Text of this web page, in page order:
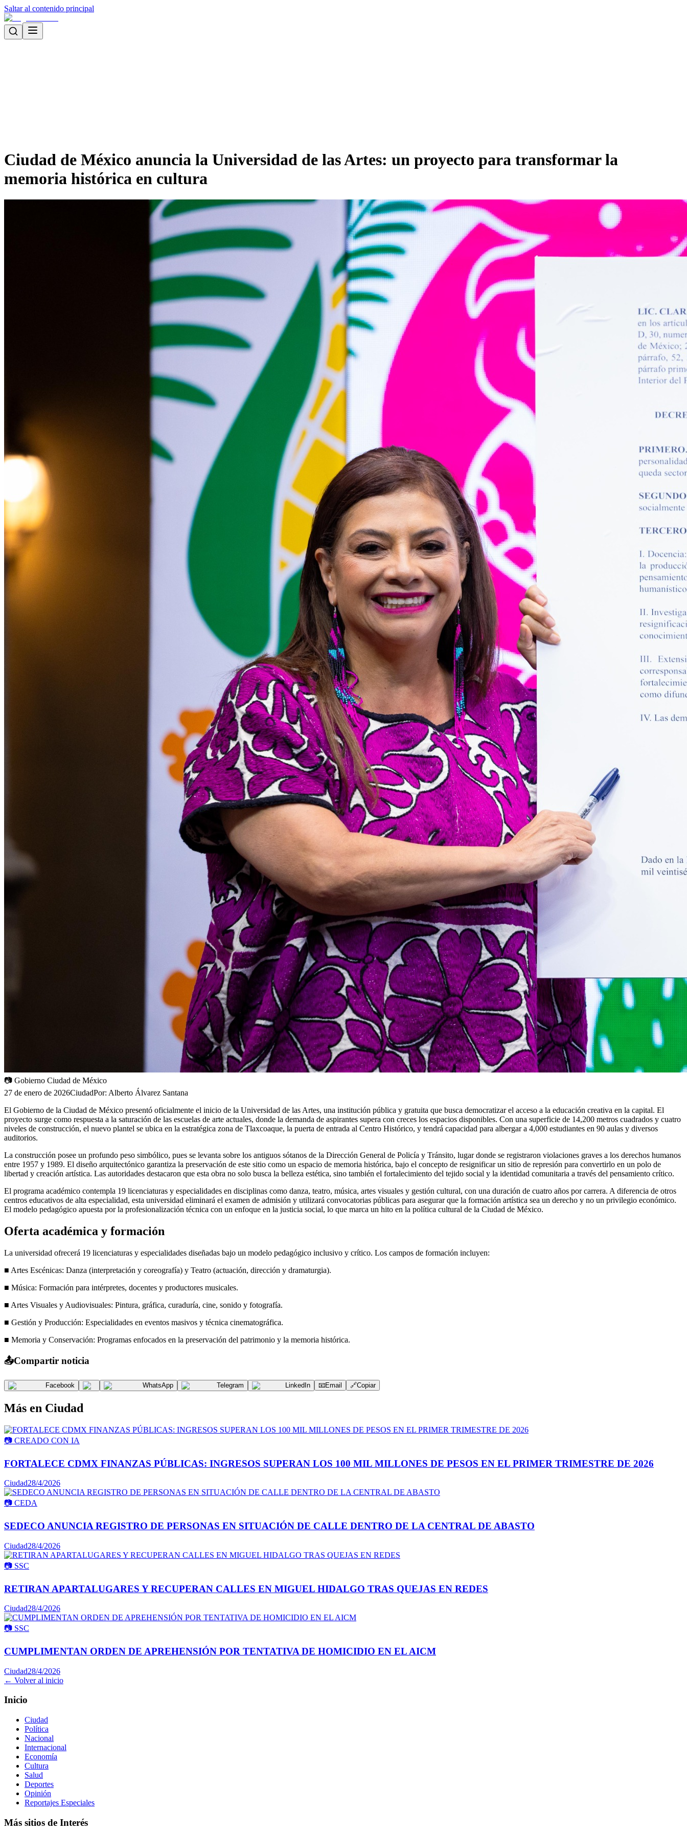
Saltar al contenido principal
Ciudad de México anuncia la Universidad de las Artes: un proyecto para transformar la
memoria histórica en cultura
📷 Gobierno Ciudad de México
27 de enero de 2026CiudadPor: Alberto Álvarez Santana
El Gobierno de la Ciudad de México presentó oficialmente el inicio de la Universidad de las Artes, una institución pública y gratuita que busca democratizar el acceso a la educación creativa en la capital. El
proyecto surge como respuesta a la saturación de las escuelas de arte actuales, donde la demanda de aspirantes supera con creces los espacios disponibles. Con una superficie de 14,200 metros cuadrados y cuatro
niveles de construcción, el nuevo plantel se ubica en la estratégica zona de Tlaxcoaque, la puerta de entrada al Centro Histórico, y tendrá capacidad para albergar a 4,000 estudiantes en 90 aulas y diversos
auditorios.
La construcción posee un profundo peso simbólico, pues se levanta sobre los antiguos sótanos de la Dirección General de Policía y Tránsito, lugar donde se registraron violaciones graves a los derechos humanos
entre 1957 y 1989. El diseño arquitectónico garantiza la preservación de este sitio como un espacio de memoria histórica, bajo el concepto de resignificar un sitio de represión para convertirlo en un polo de
libertad y creación artística. Las autoridades destacaron que esta obra no solo busca la belleza estética, sino también el fortalecimiento del tejido social y la identidad comunitaria a través del pensamiento crítico.
El programa académico contempla 19 licenciaturas y especialidades en disciplinas como danza, teatro, música, artes visuales y gestión cultural, con una duración de cuatro años por carrera. A diferencia de otros
centros educativos de alta especialidad, esta universidad eliminará el examen de admisión y utilizará convocatorias públicas para asegurar que la formación artística sea un derecho y no un privilegio económico.
El modelo pedagógico apuesta por la profesionalización técnica con un enfoque en la justicia social, lo que marca un hito en la política cultural de la Ciudad de México.
Oferta académica y formación
La universidad ofrecerá 19 licenciaturas y especialidades diseñadas bajo un modelo pedagógico inclusivo y crítico. Los campos de formación incluyen:
■ Artes Escénicas: Danza (interpretación y coreografía) y Teatro (actuación, dirección y dramaturgia).
■ Música: Formación para intérpretes, docentes y productores musicales.
■ Artes Visuales y Audiovisuales: Pintura, gráfica, curaduría, cine, sonido y fotografía.
■ Gestión y Producción: Especialidades en eventos masivos y técnica cinematográfica.
■ Memoria y Conservación: Programas enfocados en la preservación del patrimonio y la memoria histórica.
📤Compartir noticia
Facebook WhatsApp Telegram LinkedIn 📧Email 🔗Copiar
Más en Ciudad
📷 CREADO CON IA
FORTALECE CDMX FINANZAS PÚBLICAS: INGRESOS SUPERAN LOS 100 MIL MILLONES DE PESOS EN EL PRIMER TRIMESTRE DE 2026
Ciudad28/4/2026
📷 CEDA
SEDECO ANUNCIA REGISTRO DE PERSONAS EN SITUACIÓN DE CALLE DENTRO DE LA CENTRAL DE ABASTO
Ciudad28/4/2026
📷 SSC
RETIRAN APARTALUGARES Y RECUPERAN CALLES EN MIGUEL HIDALGO TRAS QUEJAS EN REDES
Ciudad28/4/2026
📷 SSC
CUMPLIMENTAN ORDEN DE APREHENSIÓN POR TENTATIVA DE HOMICIDIO EN EL AICM
Ciudad28/4/2026
← Volver al inicio
Inicio
Ciudad
Política
Nacional
Internacional
Economía
Cultura
Salud
Deportes
Opinión
Reportajes Especiales
Más sitios de Interés